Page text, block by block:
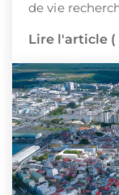
de vie
Lire l'article (